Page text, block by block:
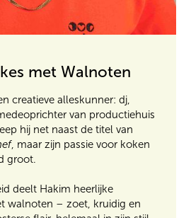
met Walnoten
creatieve alleskunner: dj,
van productiehuis
hij net naast de titel van
, maar zijn passie voor koken
groot.
deelt Hakim heerlijke
walnoten – zoet, kruidig en